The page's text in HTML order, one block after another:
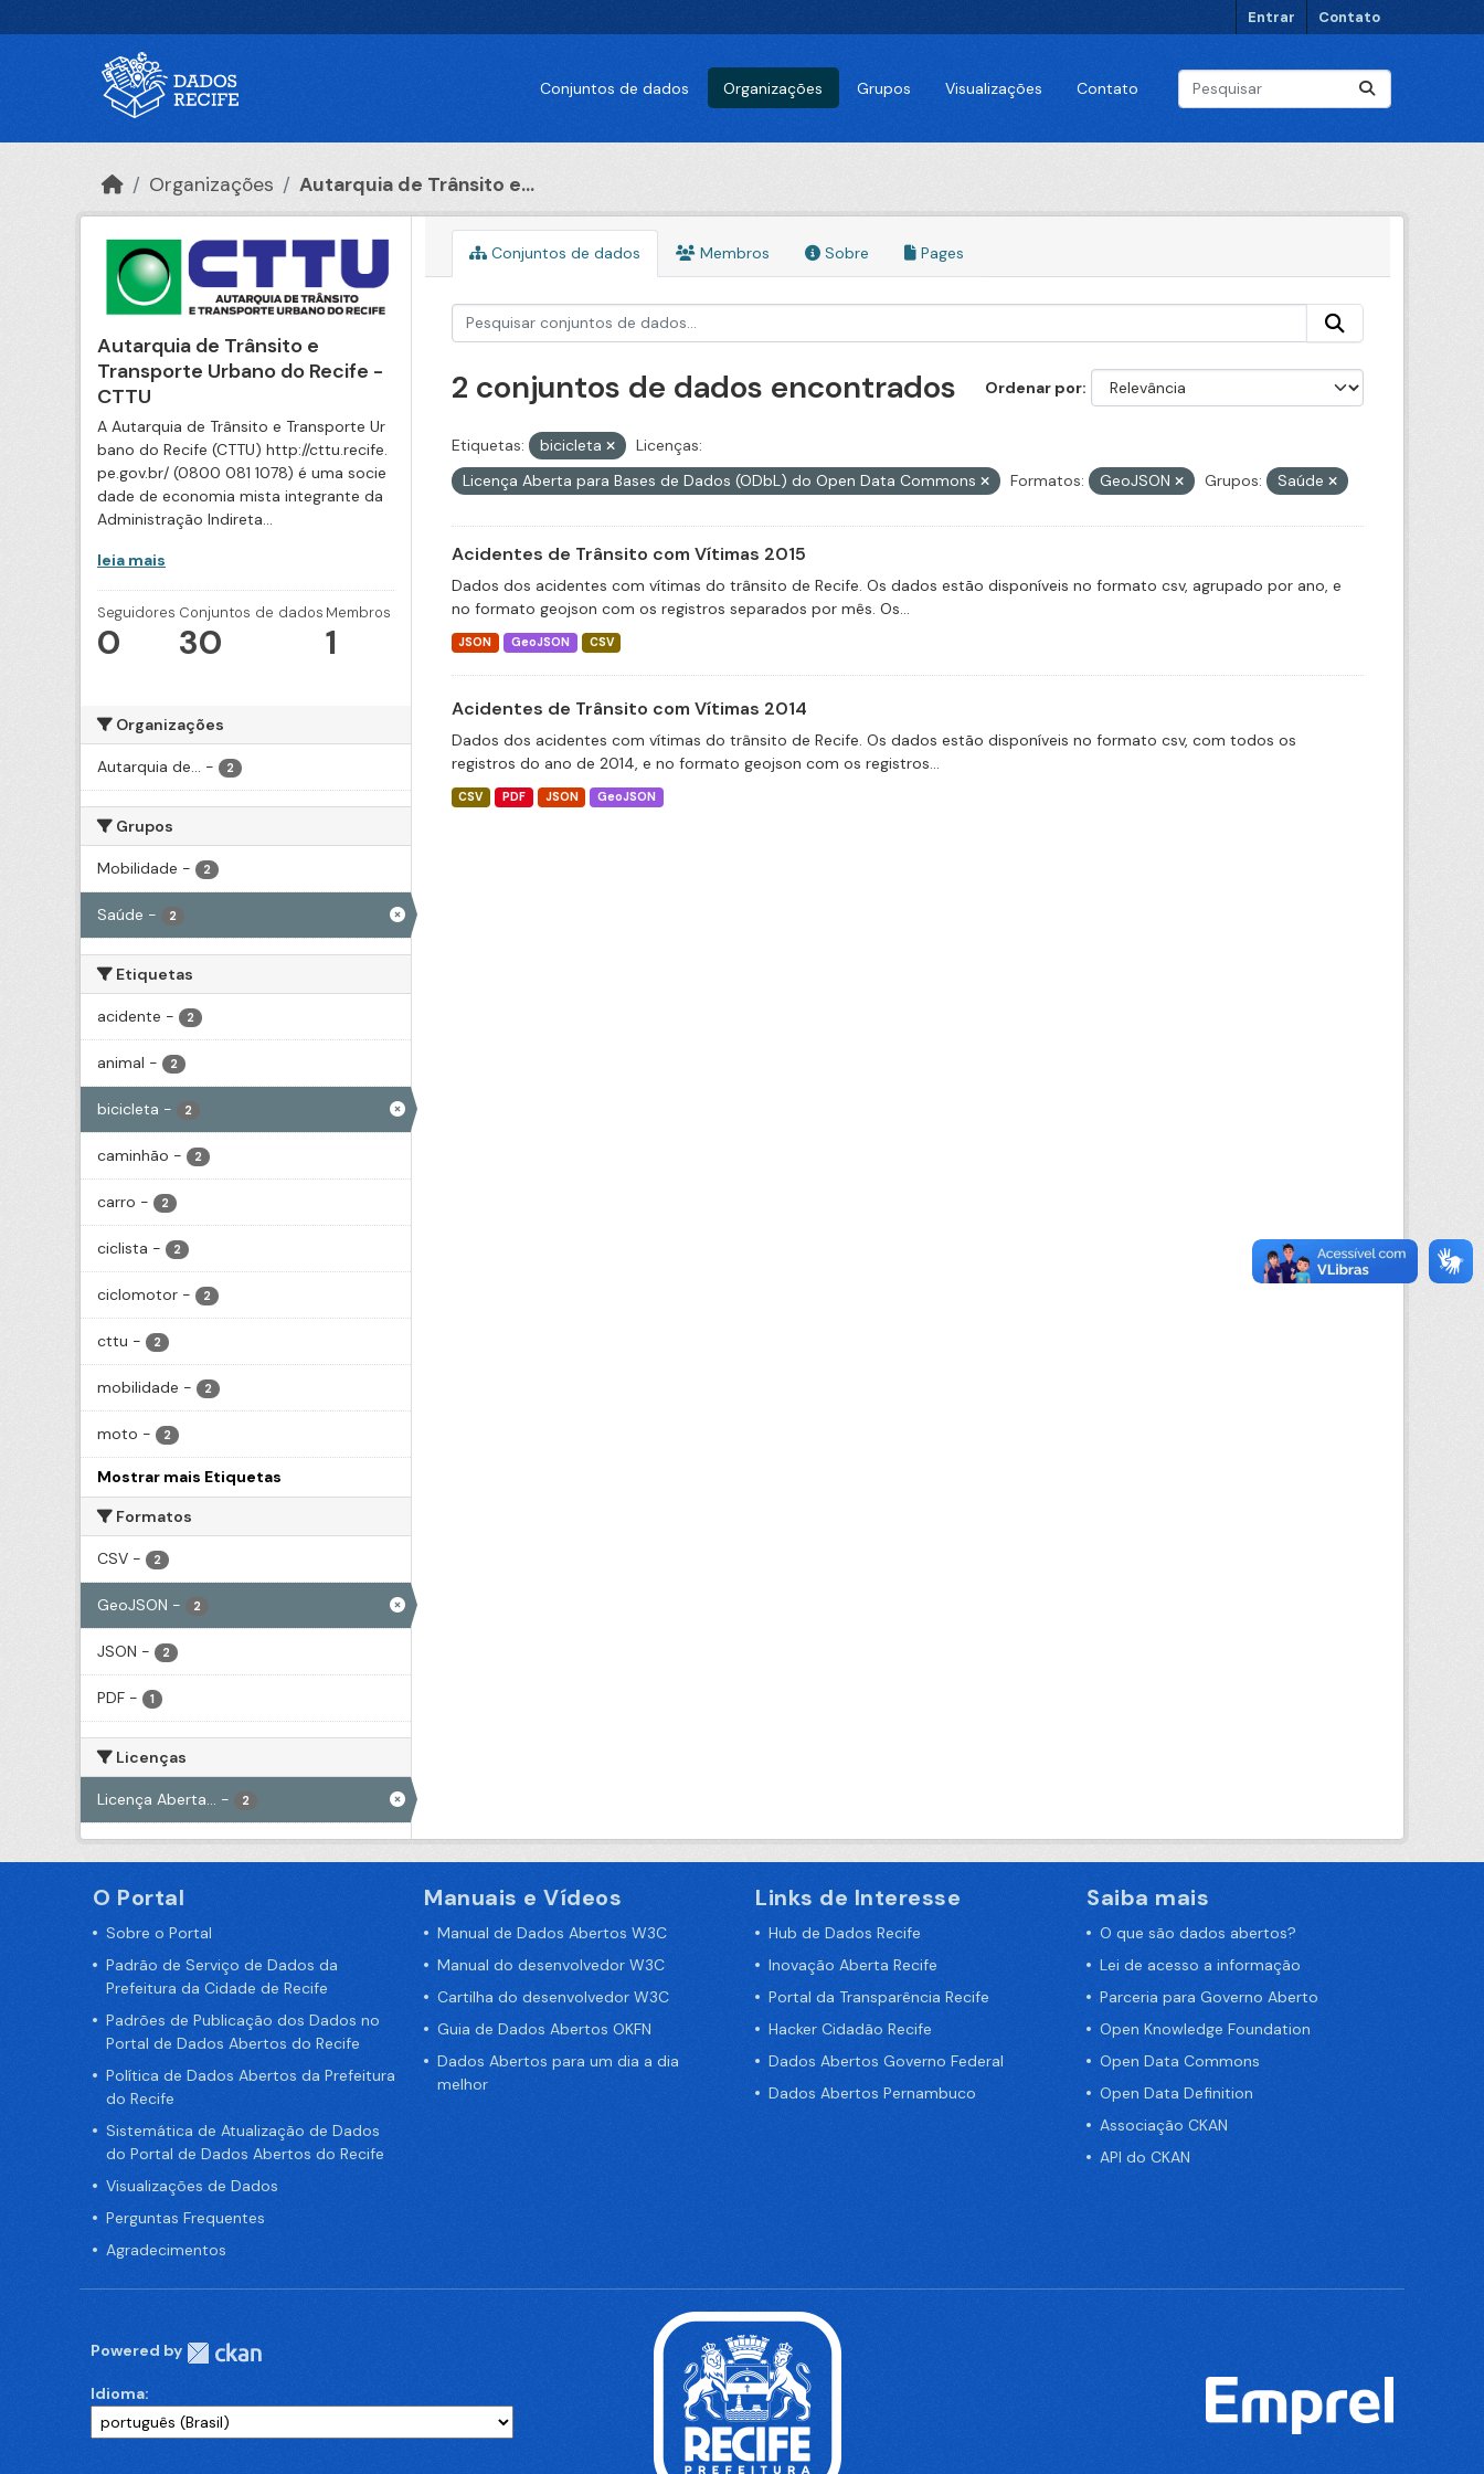
Entrar Contato
Conjuntos de dados Organizações Grupos Visualizações Contato
Organizações Autarquia de Trânsito e...
Autarquia de Trânsito e
Transporte Urbano do Recife -
CTTU
A Autarquia de Trânsito e Transporte Ur
bano do Recife (CTTU) http://cttu.recife.
pe.gov.br/ (0800 081 1078) é uma socie
dade de economia mista integrante da
Administração Indireta...
leia mais
Seguidores
0
Conjuntos de dados
30
Membros
1
Organizações
Autarquia de... - 2
Grupos
Mobilidade - 2
Saúde - 2
Etiquetas
acidente - 2
animal - 2
bicicleta - 2
caminhão - 2
carro - 2
ciclista - 2
ciclomotor - 2
cttu - 2
mobilidade - 2
moto - 2
Mostrar mais Etiquetas
Formatos
CSV - 2
GeoJSON - 2
JSON - 2
PDF - 1
Licenças
Licença Aberta... - 2
Conjuntos de dados Membros Sobre Pages
Ordenar por
2 conjuntos de dados encontrados
Etiquetas: bicicleta
Licenças:
Licença Aberta para Bases de Dados (ODbL) do Open Data Commons
Formatos: GeoJSON Grupos: Saúde
Acidentes de Trânsito com Vítimas 2015
Dados dos acidentes com vítimas do trânsito de Recife. Os dados estão disponíveis no formato csv, agrupado por ano, e
no formato geojson com os registros separados por mês. Os...
JSON GeoJSON CSV
Acidentes de Trânsito com Vítimas 2014
Dados dos acidentes com vítimas do trânsito de Recife. Os dados estão disponíveis no formato csv, com todos os
registros do ano de 2014, e no formato geojson com os registros...
CSV PDF JSON GeoJSON
O Portal
Sobre o Portal
Padrão de Serviço de Dados da
Prefeitura da Cidade de Recife
Padrões de Publicação dos Dados no
Portal de Dados Abertos do Recife
Política de Dados Abertos da Prefeitura
do Recife
Sistemática de Atualização de Dados
do Portal de Dados Abertos do Recife
Visualizações de Dados
Perguntas Frequentes
Agradecimentos
Manuais e Vídeos
Manual de Dados Abertos W3C
Manual do desenvolvedor W3C
Cartilha do desenvolvedor W3C
Guia de Dados Abertos OKFN
Dados Abertos para um dia a dia
melhor
Links de Interesse
Hub de Dados Recife
Inovação Aberta Recife
Portal da Transparência Recife
Hacker Cidadão Recife
Dados Abertos Governo Federal
Dados Abertos Pernambuco
Saiba mais
O que são dados abertos?
Lei de acesso a informação
Parceria para Governo Aberto
Open Knowledge Foundation
Open Data Commons
Open Data Definition
Associação CKAN
API do CKAN
Powered by
Idioma